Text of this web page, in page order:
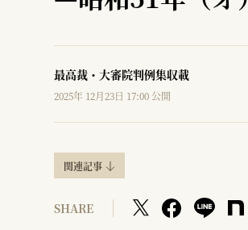
最高裁・大審院判例集収載
2025年 12月23日 17:00 公開
関連記事
SHARE